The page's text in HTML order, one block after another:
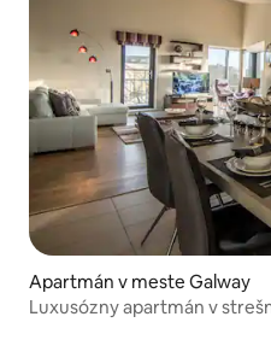
Apartmán v meste Galway
Luxusózny apartmán v